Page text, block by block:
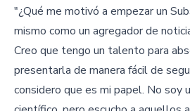
"¿Qué me motivó a empezar un
mismo como un agregador de
Creo que tengo un talento para
presentarla de manera fácil de
considero que es mi papel. No soy